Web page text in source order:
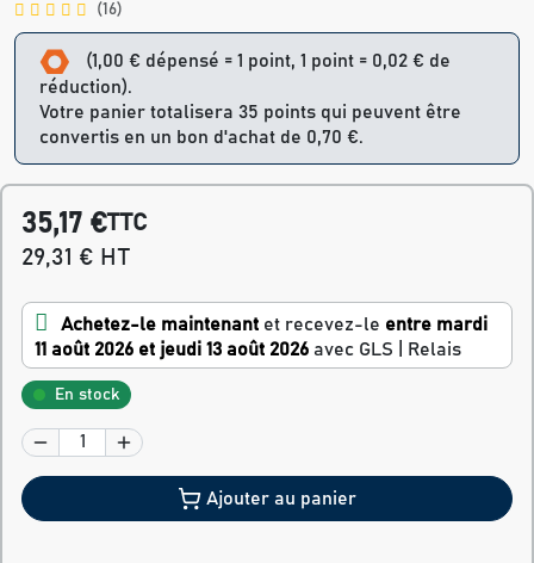
(16)
(1,00 € dépensé = 1 point, 1 point = 0,02 € de
réduction).
Votre panier totalisera 35 points qui peuvent être
convertis en un bon d'achat de 0,70 €.
35,17 €TTC
29,31 € HT
Achetez-le maintenant et recevez-le entre mardi
11 août 2026 et jeudi 13 août 2026 avec GLS | Relais
En stock
Ajouter au panier